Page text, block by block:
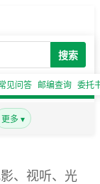
搜索
见问答 邮编查询 委托
更多 ▾
、视听、光